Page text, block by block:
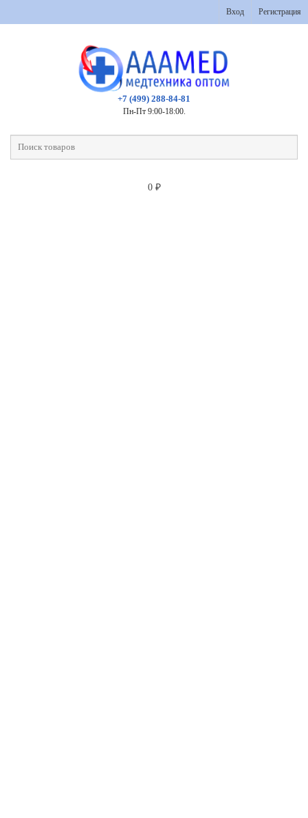
Вход Регистрация
+7 (499) 288-84-81
Пн-Пт 9:00-18:00.
0 ₽